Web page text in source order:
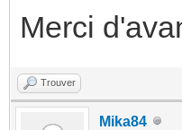
Merci
Trouver
Mika84